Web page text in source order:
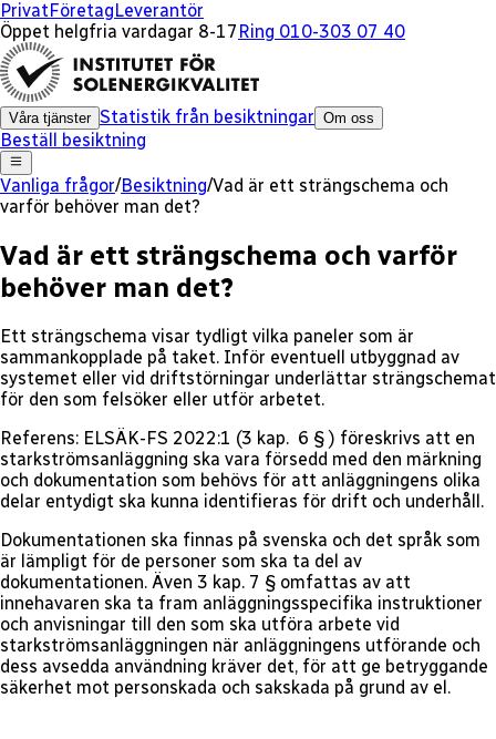
PrivatFöretagLeverantör
Öppet helgfria vardagar 8-17 Ring 010-303 07 40
Våra tjänster Statistik från besiktningar Om oss
Beställ besiktning
Vanliga frågor/Besiktning/Vad är ett strängschema och
varför behöver man det?
Vad är ett strängschema och varför
behöver man det?
Ett strängschema visar tydligt vilka paneler som är
sammankopplade på taket. Inför eventuell utbyggnad av
systemet eller vid driftstörningar underlättar strängschemat
för den som felsöker eller utför arbetet.
Referens: ELSÄK-FS 2022:1 (3 kap. 6 § ) föreskrivs att en
starkströmsanläggning ska vara försedd med den märkning
och dokumentation som behövs för att anläggningens olika
delar entydigt ska kunna identifieras för drift och underhåll.
Dokumentationen ska finnas på svenska och det språk som
är lämpligt för de personer som ska ta del av
dokumentationen. Även 3 kap. 7 § omfattas av att
innehavaren ska ta fram anläggningsspecifika instruktioner
och anvisningar till den som ska utföra arbete vid
starkströmsanläggningen när anläggningens utförande och
dess avsedda användning kräver det, för att ge betryggande
säkerhet mot personskada och sakskada på grund av el.